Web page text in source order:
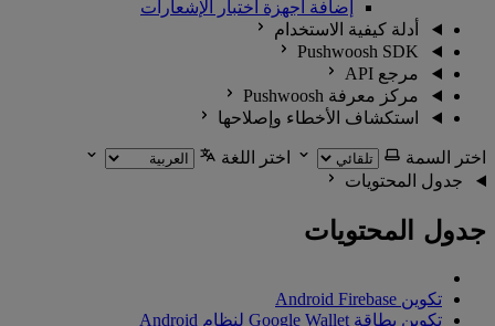
إضافة أجهزة اختبار الإشعارات
أدلة كيفية الاستخدام
Pushwoosh SDK
مرجع API
مركز معرفة Pushwoosh
استكشاف الأخطاء وإصلاحها
اختر السمة
اختر اللغة
جدول المحتويات
جدول المحتويات
تكوين Android Firebase
تكوين بطاقة Google Wallet لنظام Android